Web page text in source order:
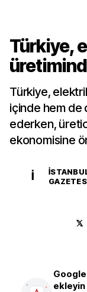
Türkiye,
Türkiye,
içinde hem de
ederken,
ekonomisine
İ
ekleyin